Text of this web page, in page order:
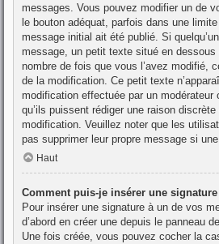
messages. Vous pouvez modifier un de
le bouton adéquat, parfois dans une
message initial ait été publié. Si
message, un petit texte situé en
nombre de fois que vous l’avez modifié,
de la modification. Ce petit texte
modification effectuée par un modérateur
qu’ils puissent rédiger une raison
modification. Veuillez noter que les
pas supprimer leur propre message si
Haut
Comment puis-je insérer une
Pour insérer une signature à un de vos
d’abord en créer une depuis le panneau
Une fois créée, vous pouvez cocher la